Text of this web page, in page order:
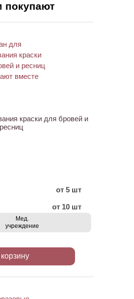
покупают
краски для бровей и
ресниц
от 5 шт
от 10 шт
Мед.
учреждение